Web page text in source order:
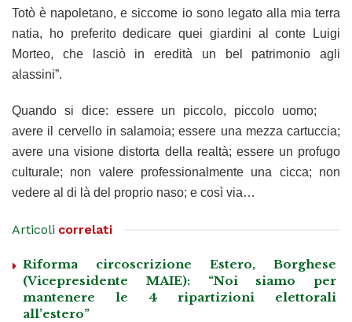
Totò è napoletano, e siccome io sono legato alla mia terra
natia, ho preferito dedicare quei giardini al conte Luigi
Morteo, che lasciò in eredità un bel patrimonio agli
alassini”.
Quando si dice: essere un piccolo, piccolo uomo;
avere il cervello in salamoia; essere una mezza cartuccia;
avere una visione distorta della realtà; essere un profugo
culturale; non valere professionalmente una cicca; non
vedere al di là del proprio naso; e così via…
Articoli correlati
Riforma circoscrizione Estero, Borghese
(Vicepresidente MAIE): “Noi siamo per
mantenere le 4 ripartizioni elettorali
all’estero”